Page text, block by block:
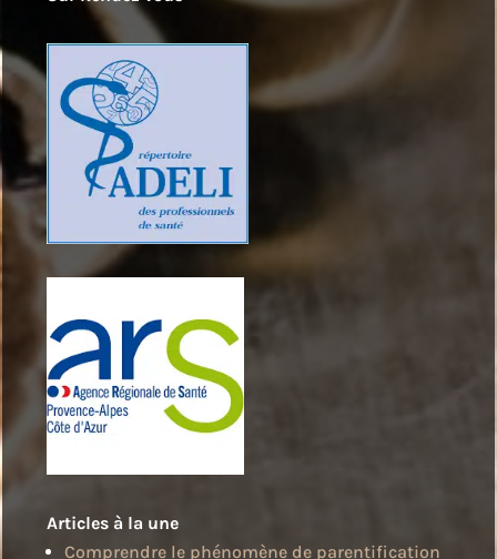
Articles à la une
Comprendre le phénomène de parentification